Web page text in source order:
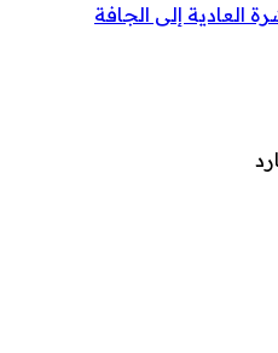
العادية إلى الجافة